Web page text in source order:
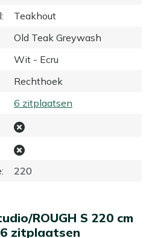
:
Teakhout
Old Teak Greywash
Wit - Ecru
Rechthoek
6 zitplaatsen
: 220
ROUGH S 220 cm
zitplaatsen